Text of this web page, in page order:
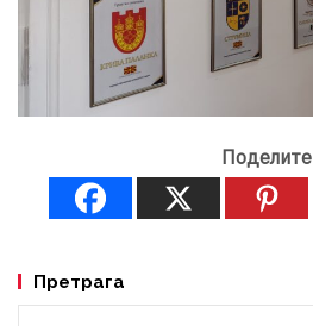
Поделите
Претрага